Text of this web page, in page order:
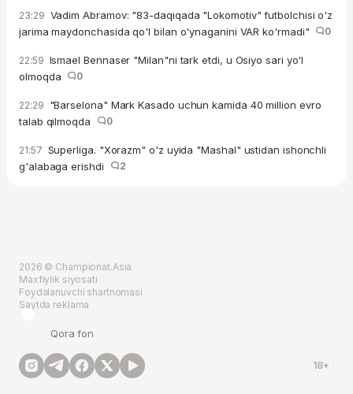
23:29 Vadim Abramov: "83-daqiqada "Lokomotiv" futbolchisi o'z
jarima maydonchasida qo'l bilan o'ynaganini VAR ko'rmadi"
0
22:59 Ismael Bennaser "Milan"ni tark etdi, u Osiyo sari yo'l
olmoqda
0
22:29 "Barselona" Mark Kasado uchun kamida 40 million evro
talab qilmoqda
0
21:57 Superliga. "Xorazm" o'z uyida "Mashal" ustidan ishonchli
g'alabaga erishdi
2
2026 © Championat.Asia
Maxfiylik siyosati
Foydalanuvchi shartnomasi
Saytda reklama
Qora fon
18+